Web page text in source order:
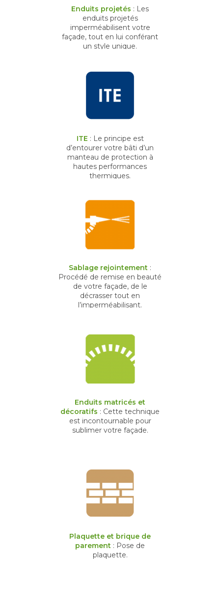
Enduits projetés : Les
enduits projetés
imperméabilisent votre
façade, tout en lui conférant
un style unique.
ITE : Le principe est
d’entourer votre bâti d’un
manteau de protection à
hautes performances
thermiques.
Sablage rejointement :
Procédé de remise en beauté
de votre façade, de le
décrasser tout en
l’imperméabilisant.
Enduits matricés et
décoratifs : Cette technique
est incontournable pour
sublimer votre façade.
Plaquette et brique de
parement : Pose de
plaquette.